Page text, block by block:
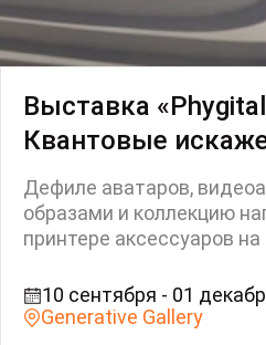
Выставка
Квантовые
Дефиле аватаров,
образами и коллекцию
принтере аксессуаров
10 сентября - 01
Generative Gallery